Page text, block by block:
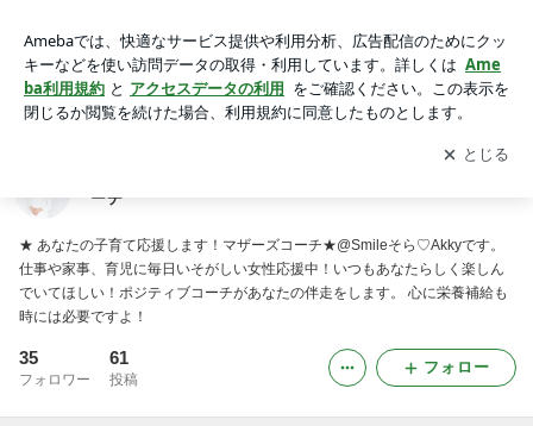
アプリをダウンロードして ブログの更新通知
を受け取りまし
ょう。
開く
ーチ
★ あなたの子育て応援します！マザーズコーチ★@Smileそら♡Akkyです。
仕事や家事、育児に毎日いそがしい女性応援中！いつもあなたらしく楽しん
でいてほしい！ポジティブコーチがあなたの伴走をします。 心に栄養補給も
時には必要ですよ！
35
フォロワー
61
投稿
フォロー